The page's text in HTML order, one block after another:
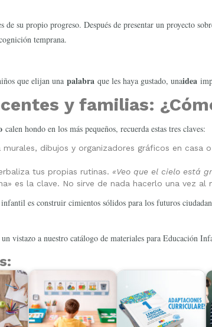
de su propio progreso. Después de presentar un proyecto
temprana.
que elijan una palabra que les haya gustado, unaidea
y familias:
calen hondo en los más pequeños, recuerda estas tres claves:
murales, dibujos y organizadores gráficos en
tus propias rutinas. «Veo que el cielo está
es la clave. No sirve de nada hacerlo una vez
es construir cimientos sólidos para los futuros
vistazo a nuestro catálogo de materiales para Educación